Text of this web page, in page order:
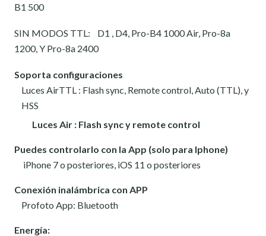
B1 500
SIN MODOS TTL:
D1 , D4, Pro-B4 1000 Air, Pro-8a
1200, Y Pro-8a 2400
Soporta configuraciones
Luces AirTTL : Flash sync, Remote control, Auto (TTL), y
HSS
Luces Air : Flash sync y remote control
Puedes controlarlo con la App (solo para Iphone)
iPhone 7 o posteriores, iOS 11 o posteriores
Conexión inalámbrica con APP
Profoto App: Bluetooth
Energía: